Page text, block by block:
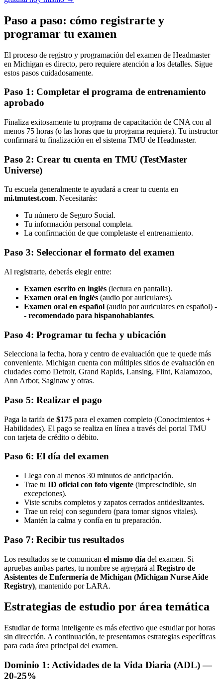
Paso a paso: cómo registrarte y
programar tu examen
El proceso de registro y programación del examen de Headmaster
en Michigan es directo, pero requiere atención a los detalles. Sigue
estos pasos cuidadosamente.
Paso 1: Completar el programa de entrenamiento
aprobado
Finaliza exitosamente tu programa de capacitación de CNA con al
menos 75 horas (o las horas que tu programa requiera). Tu instructor
confirmará tu finalización en el sistema TMU de Headmaster.
Paso 2: Crear tu cuenta en TMU (TestMaster
Universe)
Tu escuela generalmente te ayudará a crear tu cuenta en
mi.tmutest.com. Necesitarás:
Tu número de Seguro Social.
Tu información personal completa.
La confirmación de que completaste el entrenamiento.
Paso 3: Seleccionar el formato del examen
Al registrarte, deberás elegir entre:
Examen escrito en inglés (lectura en pantalla).
Examen oral en inglés (audio por auriculares).
Examen oral en español (audio por auriculares en español) -
- recomendado para hispanohablantes.
Paso 4: Programar tu fecha y ubicación
Selecciona la fecha, hora y centro de evaluación que te quede más
conveniente. Michigan cuenta con múltiples sitios de evaluación en
ciudades como Detroit, Grand Rapids, Lansing, Flint, Kalamazoo,
Ann Arbor, Saginaw y otras.
Paso 5: Realizar el pago
Paga la tarifa de $175 para el examen completo (Conocimientos +
Habilidades). El pago se realiza en línea a través del portal TMU
con tarjeta de crédito o débito.
Paso 6: El día del examen
Llega con al menos 30 minutos de anticipación.
Trae tu ID oficial con foto vigente (imprescindible, sin
excepciones).
Viste scrubs completos y zapatos cerrados antideslizantes.
Trae un reloj con segundero (para tomar signos vitales).
Mantén la calma y confía en tu preparación.
Paso 7: Recibir tus resultados
Los resultados se te comunican el mismo día del examen. Si
apruebas ambas partes, tu nombre se agregará al Registro de
Asistentes de Enfermería de Michigan (Michigan Nurse Aide
Registry), mantenido por LARA.
Estrategias de estudio por área temática
Estudiar de forma inteligente es más efectivo que estudiar por horas
sin dirección. A continuación, te presentamos estrategias específicas
para cada área principal del examen.
Dominio 1: Actividades de la Vida Diaria (ADL) —
20-25%